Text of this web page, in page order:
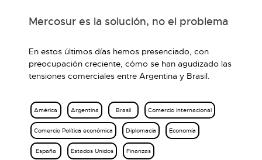
Mercosur es la solución, no el problema
En estos últimos días hemos presenciado, con
preocupación creciente, cómo se han agudizado las
tensiones comerciales entre Argentina y Brasil.
América Argentina Brasil Comercio internacional
Comercio Política económica Diplomacia Economía
España Estados Unidos Finanzas